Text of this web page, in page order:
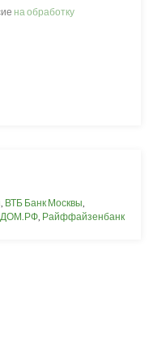
на обработку
, ВТБ Банк Москвы,
ДОМ.РФ, Райффайзенбанк